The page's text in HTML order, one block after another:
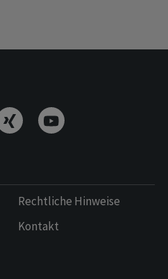
Rechtliche Hinweise
Kontakt